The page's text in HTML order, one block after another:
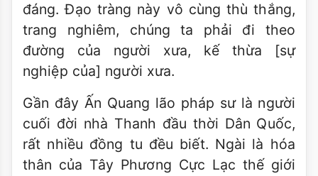
đáng. Ðạo tràng này vô cùng thù thắng,
trang nghiêm, chúng ta phải đi theo
đường của người xưa, kế thừa [sự
nghiệp của] người xưa.
Gần đây Ấn Quang lão pháp sư là người
cuối đời nhà Thanh đầu thời Dân Quốc,
rất nhiều đồng tu đều biết. Ngài là hóa
thân của Tây Phương Cực Lạc thế giới